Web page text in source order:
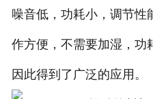
噪音低，功耗小，调节性
作方便，不需要加湿，功
因此得到了广泛的应用。